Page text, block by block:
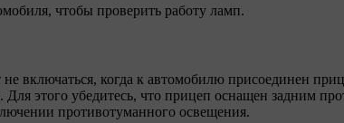
чтобы проверить работу ламп.
включаться, когда к автомобилю присоединен
этого убедитесь, что прицеп оснащен задним
противотуманного освещения.